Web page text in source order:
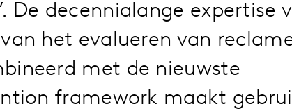
De decennialange expertise
het evalueren van
met de nieuwste
framework maakt